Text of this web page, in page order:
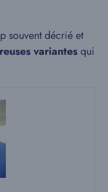
souvent décrié et
variantesqui